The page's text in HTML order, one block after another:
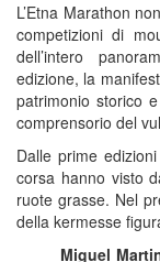
L’Etna Marathon
competizioni di
dell’intero
edizione, la
patrimonio storico
comprensorio del
Dalle prime
corsa hanno visto
ruote grasse. Nel
della kermesse
Miguel